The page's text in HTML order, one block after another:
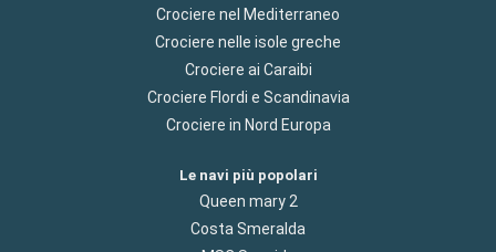
Crociere nel Mediterraneo
Crociere nelle isole greche
Crociere ai Caraibi
Crociere Flordi e Scandinavia
Crociere in Nord Europa
Le navi più popolari
Queen mary 2
Costa Smeralda